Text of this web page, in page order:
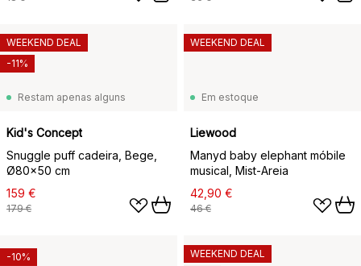
Restam apenas alguns
Kid's Concept
Snuggle puff cadeira, Bege,
Ø80x50 cm
159 €
179 €
WEEKEND DEAL
-11%
Em estoque
Liewood
Manyd baby elephant móbile
musical, Mist-Areia
42,90 €
46 €
WEEKEND DEAL
-10%
WEEKEND DEAL